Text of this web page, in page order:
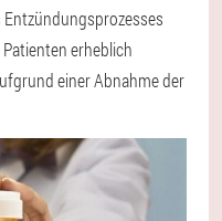
erheblich
einer Abnahme der